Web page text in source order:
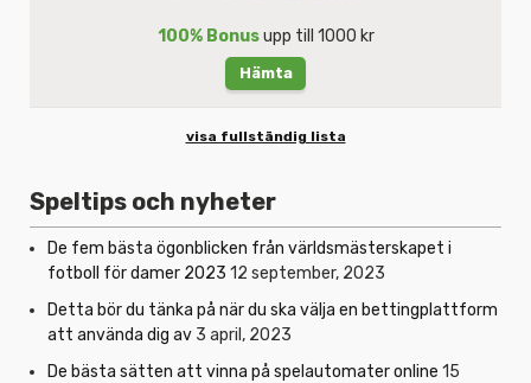
100% Bonusupp till 1000 kr
Hämta
visa fullständig lista
Speltips och nyheter
De fem bästa ögonblicken från världsmästerskapet i
fotboll för damer 2023 12 september, 2023
Detta bör du tänka på när du ska välja en bettingplattform
att använda dig av 3 april, 2023
De bästa sätten att vinna på spelautomater online 15